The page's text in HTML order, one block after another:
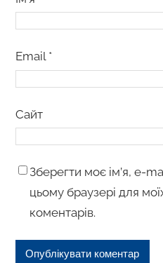
Email *
Сайт
Зберегти моє ім’я, e-
цьому браузері для
коментарів.